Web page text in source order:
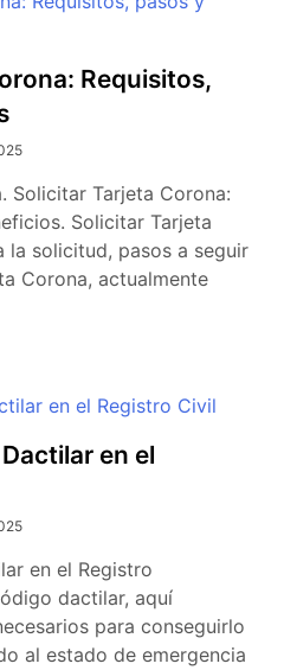
Requisitos,
Solicitar Tarjeta Corona:
Solicitar Tarjeta
la solicitud, pasos a seguir
Corona, actualmente
en el
en el Registro
dactilar, aquí
para conseguirlo
al estado de emergencia